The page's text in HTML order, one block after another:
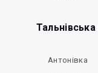
Тальнівська
Антонівка